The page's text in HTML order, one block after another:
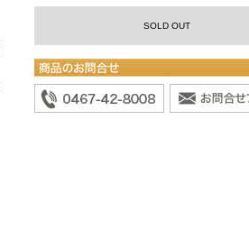
SOLD OUT